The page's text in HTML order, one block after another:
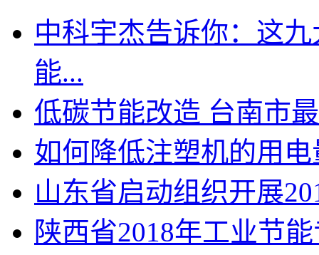
中科宇杰告诉你：这
能...
低碳节能改造 台南市
如何降低注塑机的用
山东省启动组织开展
陕西省2018年工业节